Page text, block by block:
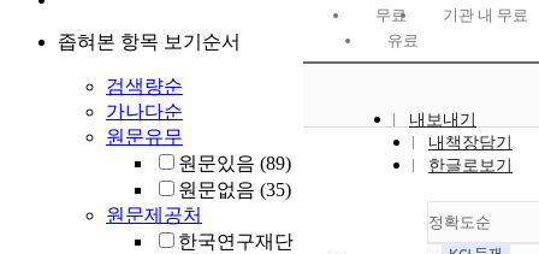
좁혀본 항목 보기순서
검색량순
가나다순
원문유무
원문있음 (89)
원문없음 (35)
원문제공처
한국연구재단
무료
기관 내 무료
유료
내보내기
내책장담기
한글로보기
정확도순